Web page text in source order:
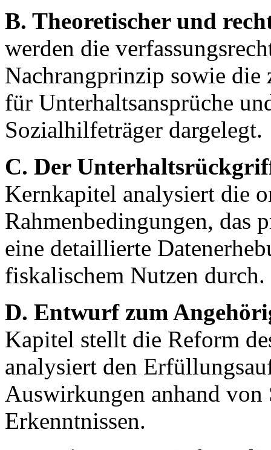
B. Theoretischer und
werden die
Nachrangprinzip sowie die
für Unterhaltsansprüche
Sozialhilfeträger dargelegt.
C. Der
Kernkapitel analysiert die
Rahmenbedingungen, das
eine detaillierte
fiskalischem Nutzen durch.
D. Entwurf zum
Kapitel stellt die Reform
analysiert den
Auswirkungen anhand von
Erkenntnissen.